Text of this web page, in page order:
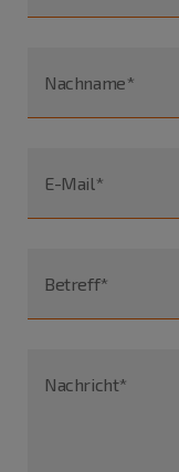
Nachname*
E-Mail*
Betreff*
Nachricht*